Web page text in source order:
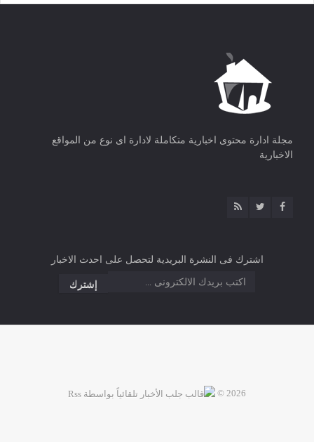
مجلة ادارة محتوى اخبارية متكاملة لادارة اى نوع من المواقع
الاخبارية
اشترك فى النشرة البريدية لتحصل على احدث الاخبار
2026 ©